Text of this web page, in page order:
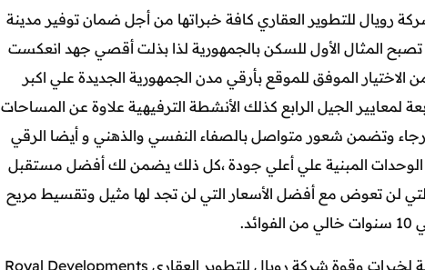
رويال للتطوير العقاري كافة خبراتها من أجل ضمان توفير مدينة
المثال الأول للسكن بالجمهورية لذا بذلت أقصي جهد انعكست
الاختيار الموفق للموقع بأرقي مدن الجمهورية الجديدة علي اكبر
لمعايير الجيل الرابع كذلك الأنشطة الترفيهية علاوة عن المساحات
وتضمن شعور متواصل بالصفاء النفسي والذهني و أيضا الرقي
الوحدات المبنية علي أعلي جودة ،كل ذلك يضمن لك أفضل مستقبل
لن تعوض مع أفضل الأسعار التي لن تجد لها مثيل وتقسيط مريح
كما يأتي لك كل هذا التميز السكني محصلة لخبرات وقوة شركة رويال للتطوير العقاري Royal Developments